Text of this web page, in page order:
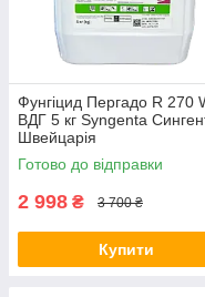
Фунгіцид Пергадо R 270
ВДГ 5 кг Syngenta
Швейцарія
Готово до відправки
2 998 ₴ 3 700 ₴
Купити